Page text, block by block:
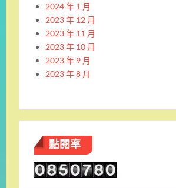
2024 年 1 月
2023 年 12 月
2023 年 11 月
2023 年 10 月
2023 年 9 月
2023 年 8 月
點閱率